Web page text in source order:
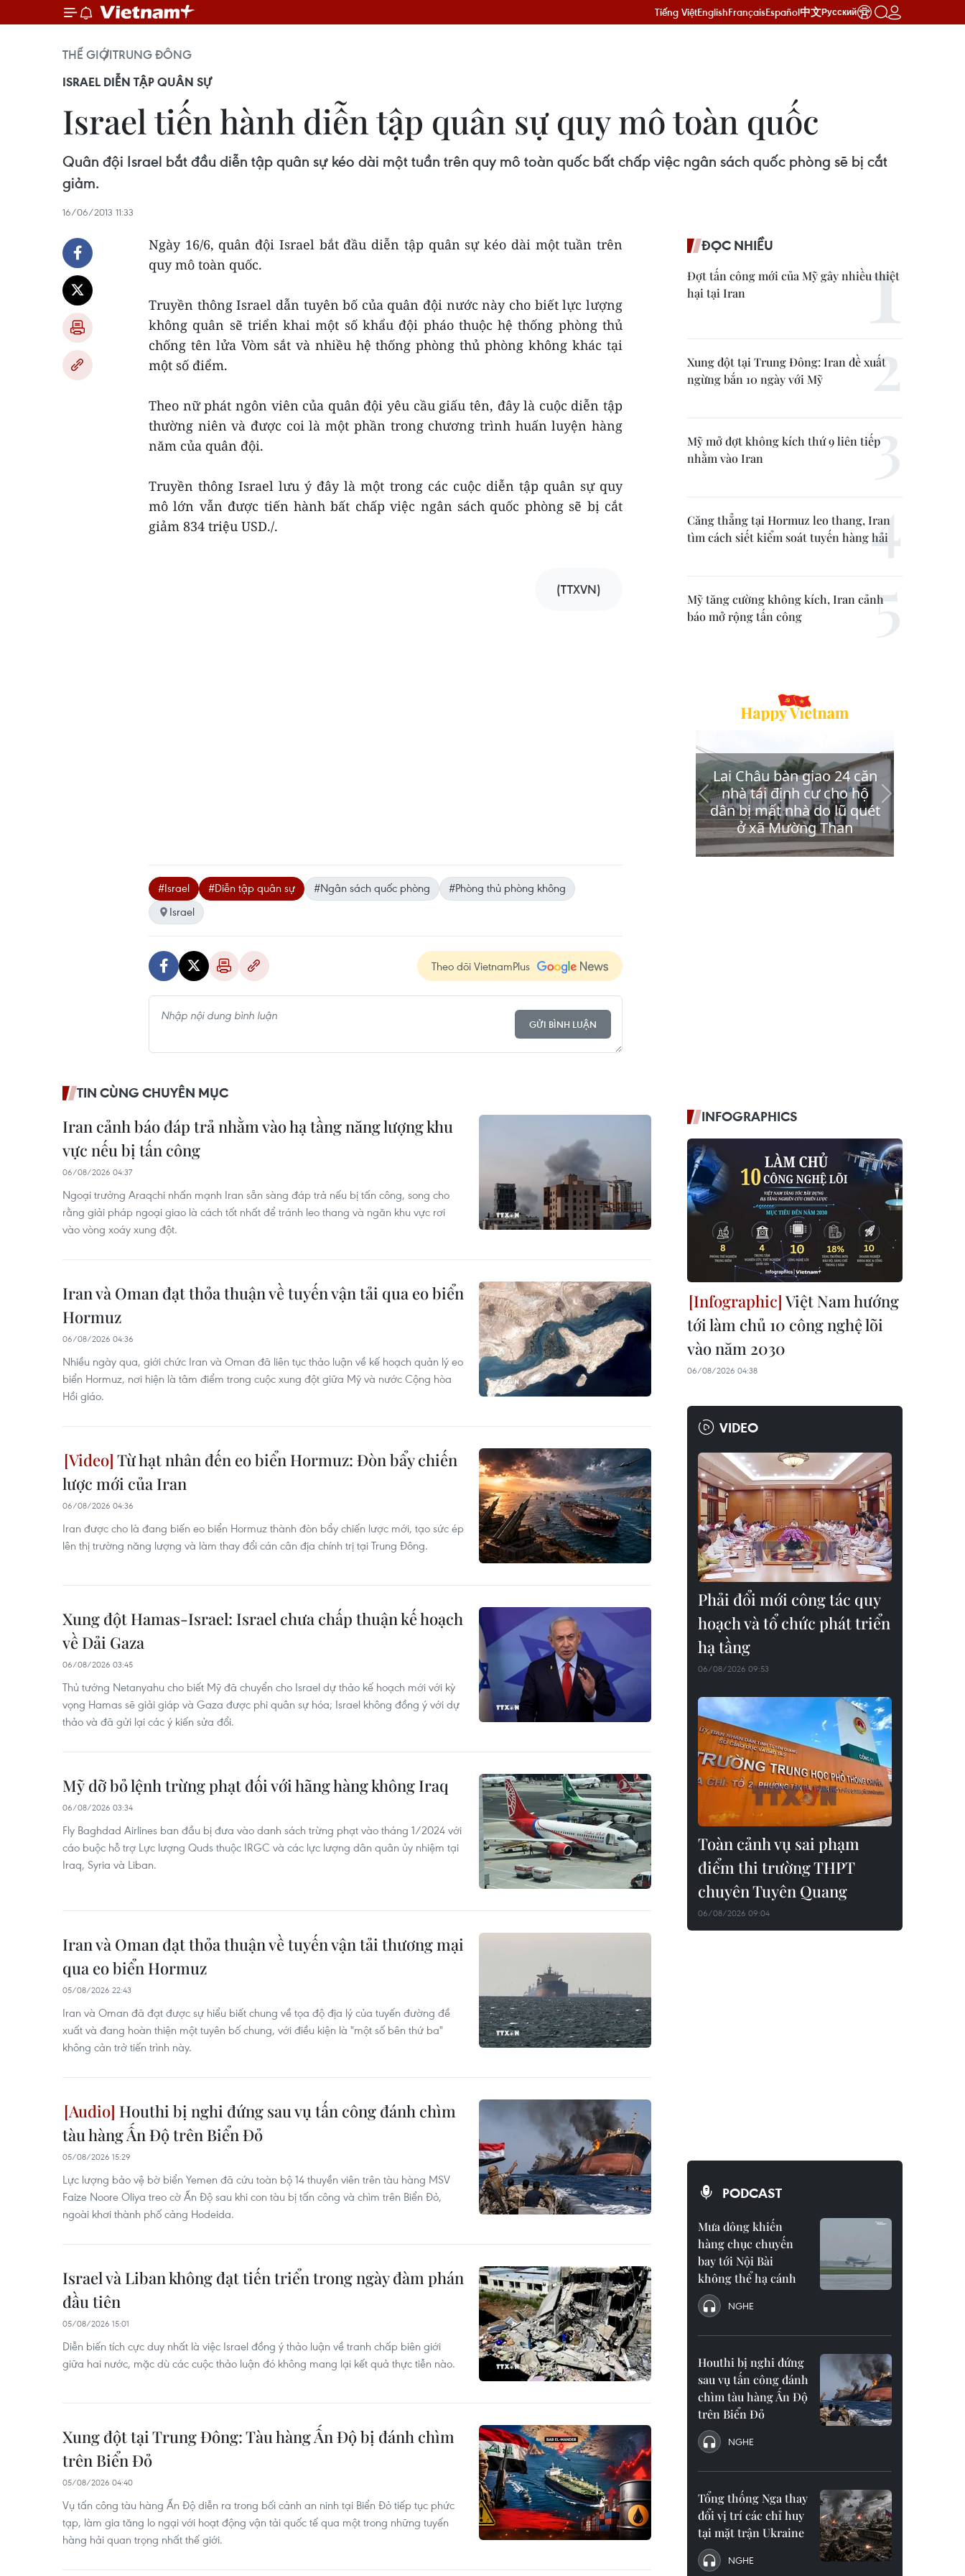
Tiếng ViệtEnglishFrançaisEspañol中文Русский
THẾ GIỚITRUNG ĐÔNG
ISRAEL DIỄN TẬP QUÂN SỰ
Israel tiến hành diễn tập quân sự quy mô toàn quốc
Quân đội Israel bắt đầu diễn tập quân sự kéo dài một tuần trên quy mô toàn quốc bất chấp việc ngân sách quốc phòng sẽ bị cắt
giảm.
16/06/2013 11:33
Ngày 16/6, quân đội Israel bắt đầu diễn tập quân sự kéo dài một tuần trên
quy mô toàn quốc.
Truyền thông Israel dẫn tuyên bố của quân đội nước này cho biết lực lượng
không quân sẽ triển khai một số khẩu đội pháo thuộc hệ thống phòng thủ
chống tên lửa Vòm sắt và nhiều hệ thống phòng thủ phòng không khác tại
một số điểm.
Theo nữ phát ngôn viên của quân đội yêu cầu giấu tên, đây là cuộc diễn tập
thường niên và được coi là một phần trong chương trình huấn luyện hàng
năm của quân đội.
Truyền thông Israel lưu ý đây là một trong các cuộc diễn tập quân sự quy
mô lớn vẫn được tiến hành bất chấp việc ngân sách quốc phòng sẽ bị cắt
giảm 834 triệu USD./.
(TTXVN)
#Israel #Diễn tập quân sự #Ngân sách quốc phòng
#Phòng thủ phòng không
Israel
Theo dõi VietnamPlus
GỬI BÌNH LUẬN
TIN CÙNG CHUYÊN MỤC
Iran cảnh báo đáp trả nhằm vào hạ tầng năng lượng khu
vực nếu bị tấn công
06/08/2026 04:37
Ngoại trưởng Araqchi nhấn mạnh Iran sẵn sàng đáp trả nếu bị tấn công, song cho
rằng giải pháp ngoại giao là cách tốt nhất để tránh leo thang và ngăn khu vực rơi
vào vòng xoáy xung đột.
Iran và Oman đạt thỏa thuận về tuyến vận tải qua eo biển
Hormuz
06/08/2026 04:36
Nhiều ngày qua, giới chức Iran và Oman đã liên tục thảo luận về kế hoạch quản lý eo
biển Hormuz, nơi hiện là tâm điểm trong cuộc xung đột giữa Mỹ và nước Cộng hòa
Hồi giáo.
Từ hạt nhân đến eo biển Hormuz: Đòn bẩy chiến
lược mới của Iran
06/08/2026 04:36
Iran được cho là đang biến eo biển Hormuz thành đòn bẩy chiến lược mới, tạo sức ép
lên thị trường năng lượng và làm thay đổi cán cân địa chính trị tại Trung Đông.
Xung đột Hamas-Israel: Israel chưa chấp thuận kế hoạch
về Dải Gaza
06/08/2026 03:45
Thủ tướng Netanyahu cho biết Mỹ đã chuyển cho Israel dự thảo kế hoạch mới với kỳ
vọng Hamas sẽ giải giáp và Gaza được phi quân sự hóa; Israel không đồng ý với dự
thảo và đã gửi lại các ý kiến sửa đổi.
Mỹ dỡ bỏ lệnh trừng phạt đối với hãng hàng không Iraq
06/08/2026 03:34
Fly Baghdad Airlines ban đầu bị đưa vào danh sách trừng phạt vào tháng 1/2024 với
cáo buộc hỗ trợ Lực lượng Quds thuộc IRGC và các lực lượng dân quân ủy nhiệm tại
Iraq, Syria và Liban.
Iran và Oman đạt thỏa thuận về tuyến vận tải thương mại
qua eo biển Hormuz
05/08/2026 22:43
Iran và Oman đã đạt được sự hiểu biết chung về tọa độ địa lý của tuyến đường đề
xuất và đang hoàn thiện một tuyên bố chung, với điều kiện là "một số bên thứ ba"
không cản trở tiến trình này.
Houthi bị nghi đứng sau vụ tấn công đánh chìm
tàu hàng Ấn Độ trên Biển Đỏ
05/08/2026 15:29
Lực lượng bảo vệ bờ biển Yemen đã cứu toàn bộ 14 thuyền viên trên tàu hàng MSV
Faize Noore Oliya treo cờ Ấn Độ sau khi con tàu bị tấn công và chìm trên Biển Đỏ,
ngoài khơi thành phố cảng Hodeida.
Israel và Liban không đạt tiến triển trong ngày đàm phán
đầu tiên
05/08/2026 15:01
Diễn biến tích cực duy nhất là việc Israel đồng ý thảo luận về tranh chấp biên giới
giữa hai nước, mặc dù các cuộc thảo luận đó không mang lại kết quả thực tiễn nào.
Xung đột tại Trung Đông: Tàu hàng Ấn Độ bị đánh chìm
trên Biển Đỏ
05/08/2026 04:40
Vụ tấn công tàu hàng Ấn Độ diễn ra trong bối cảnh an ninh tại Biển Đỏ tiếp tục phức
tạp, làm gia tăng lo ngại với hoạt động vận tải quốc tế qua một trong những tuyến
hàng hải quan trọng nhất thế giới.
ĐỌC NHIỀU
Đợt tấn công mới của Mỹ gây nhiều thiệt
hại tại Iran
Xung đột tại Trung Đông: Iran đề xuất
ngừng bắn 10 ngày với Mỹ
Mỹ mở đợt không kích thứ 9 liên tiếp
nhằm vào Iran
Căng thẳng tại Hormuz leo thang, Iran
tìm cách siết kiểm soát tuyến hàng hải
Mỹ tăng cường không kích, Iran cảnh
báo mở rộng tấn công
INFOGRAPHICS
Việt Nam hướng
tới làm chủ 10 công nghệ lõi
vào năm 2030
06/08/2026 04:38
VIDEO
Phải đổi mới công tác quy
hoạch và tổ chức phát triển
hạ tầng
06/08/2026 09:53
Toàn cảnh vụ sai phạm
điểm thi trường THPT
chuyên Tuyên Quang
06/08/2026 09:04
PODCAST
Mưa dông khiến
hàng chục chuyến
bay tới Nội Bài
không thể hạ cánh
NGHE
Houthi bị nghi đứng
sau vụ tấn công đánh
chìm tàu hàng Ấn Độ
trên Biển Đỏ
NGHE
Tổng thống Nga thay
đổi vị trí các chỉ huy
tại mặt trận Ukraine
NGHE